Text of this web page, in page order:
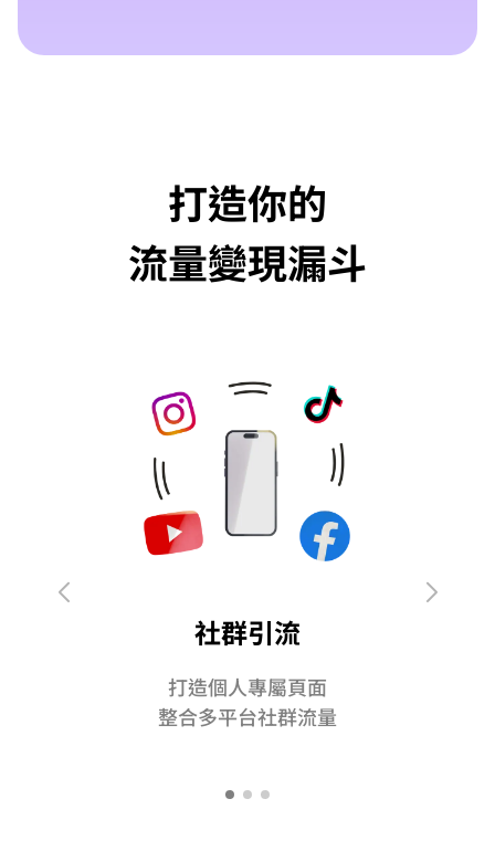
打造你的
流量變現漏斗
社群引流
打造個人專屬頁面
整合多平台社群流量